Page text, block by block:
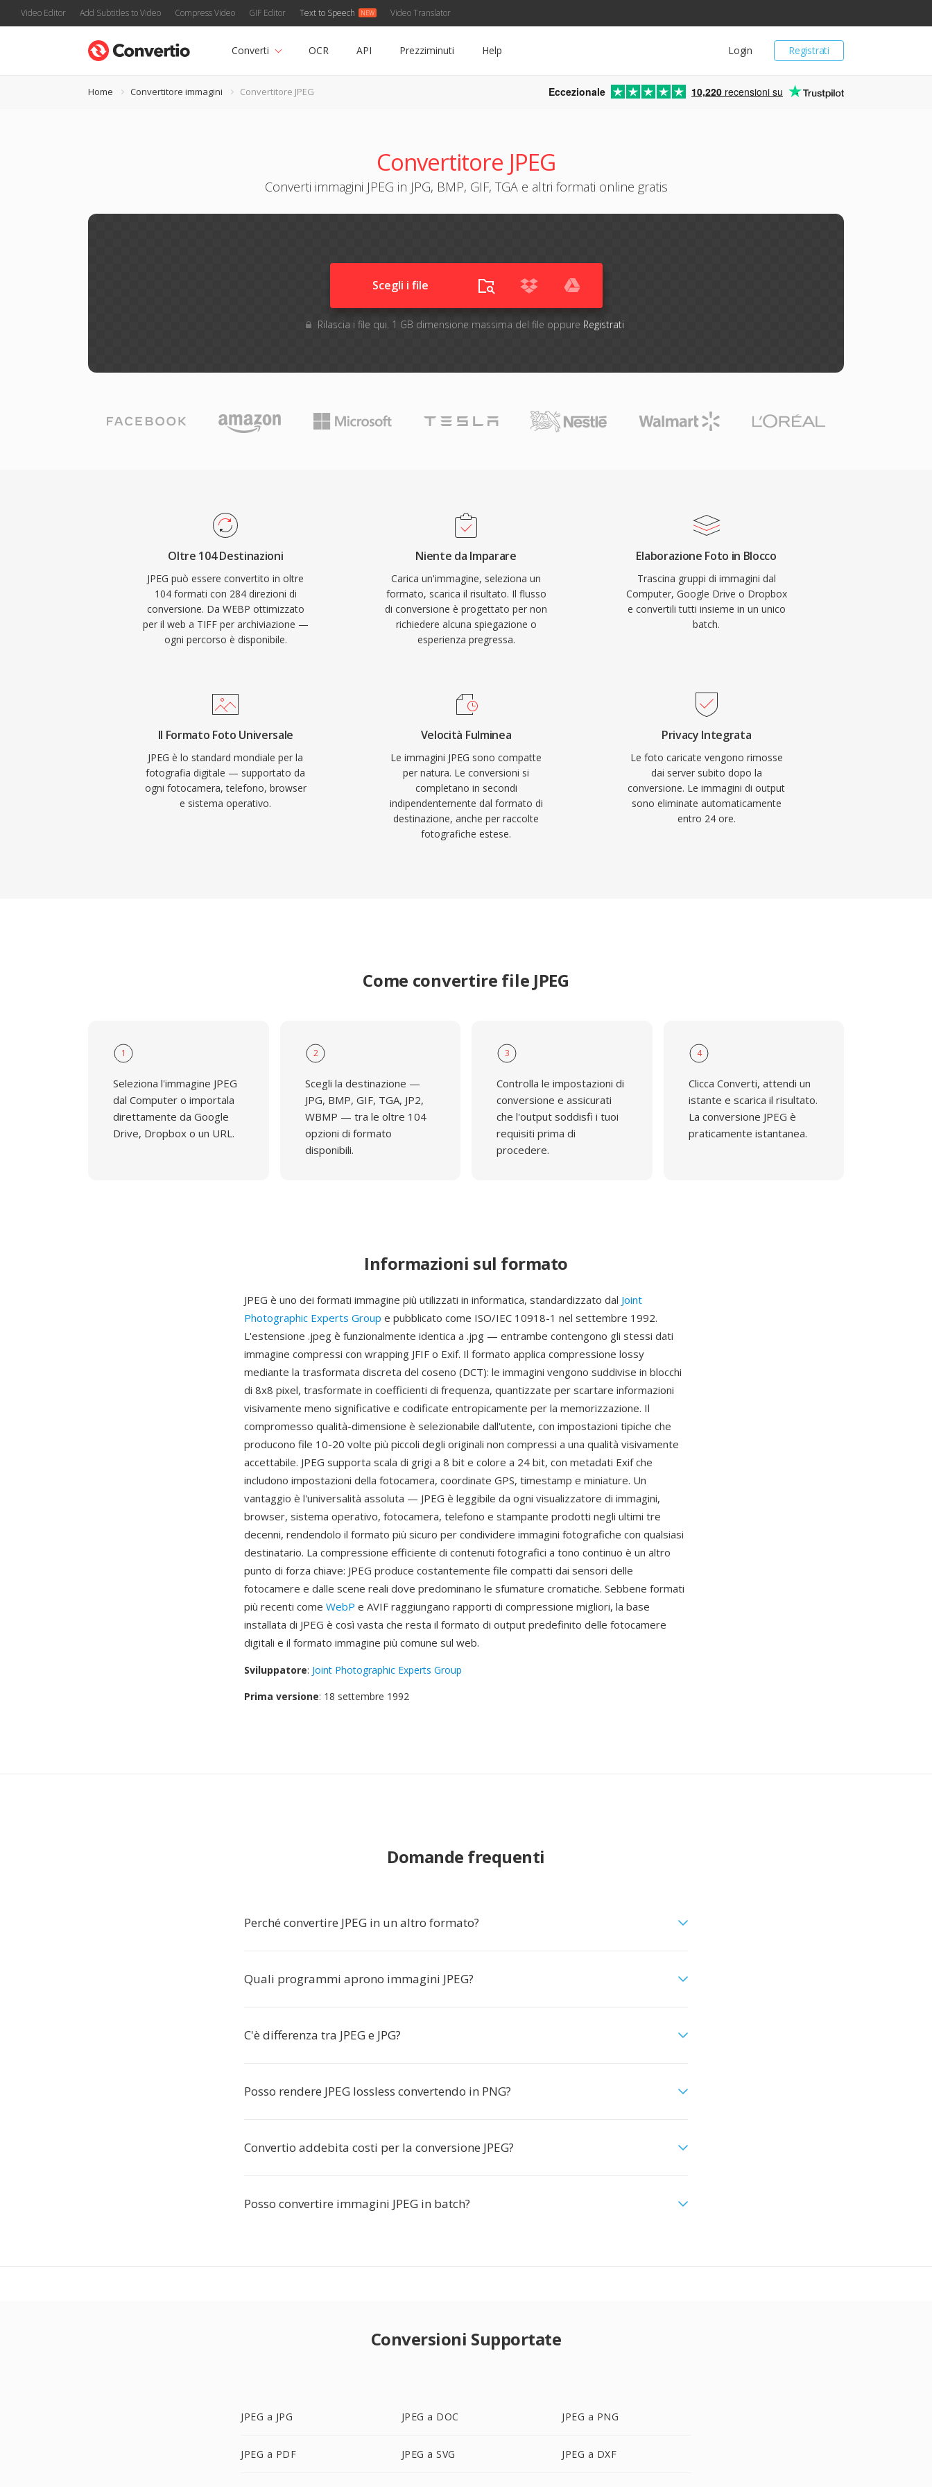
Video Editor Add Subtitles to Video Compress Video GIF Editor Text to Speech Video Translator
Registrati
Login
Converti OCR API Prezziminuti Help
Home Convertitore immagini Convertitore JPEG Eccezionale 10,220 recensioni su
Convertitore JPEG
Converti immagini JPEG in JPG, BMP, GIF, TGA e altri formati online gratis
Scegli i file
Rilascia i file qui. 1 GB dimensione massima del file oppure Registrati
Oltre 104 Destinazioni
JPEG può essere convertito in oltre
104 formati con 284 direzioni di
conversione. Da WEBP ottimizzato
per il web a TIFF per archiviazione —
ogni percorso è disponibile.
Niente da Imparare
Carica un'immagine, seleziona un
formato, scarica il risultato. Il flusso
di conversione è progettato per non
richiedere alcuna spiegazione o
esperienza pregressa.
Elaborazione Foto in Blocco
Trascina gruppi di immagini dal
Computer, Google Drive o Dropbox
e convertili tutti insieme in un unico
batch.
Il Formato Foto Universale
JPEG è lo standard mondiale per la
fotografia digitale — supportato da
ogni fotocamera, telefono, browser
e sistema operativo.
Velocità Fulminea
Le immagini JPEG sono compatte
per natura. Le conversioni si
completano in secondi
indipendentemente dal formato di
destinazione, anche per raccolte
fotografiche estese.
Privacy Integrata
Le foto caricate vengono rimosse
dai server subito dopo la
conversione. Le immagini di output
sono eliminate automaticamente
entro 24 ore.
Come convertire file JPEG
1
Seleziona l'immagine JPEG
dal Computer o importala
direttamente da Google
Drive, Dropbox o un URL.
2
Scegli la destinazione —
JPG, BMP, GIF, TGA, JP2,
WBMP — tra le oltre 104
opzioni di formato
disponibili.
3
Controlla le impostazioni di
conversione e assicurati
che l'output soddisfi i tuoi
requisiti prima di
procedere.
4
Clicca Converti, attendi un
istante e scarica il risultato.
La conversione JPEG è
praticamente istantanea.
Informazioni sul formato
JPEG è uno dei formati immagine più utilizzati in informatica, standardizzato dal Joint
Photographic Experts Group e pubblicato come ISO/IEC 10918-1 nel settembre 1992.
L'estensione .jpeg è funzionalmente identica a .jpg — entrambe contengono gli stessi dati
immagine compressi con wrapping JFIF o Exif. Il formato applica compressione lossy
mediante la trasformata discreta del coseno (DCT): le immagini vengono suddivise in blocchi
di 8x8 pixel, trasformate in coefficienti di frequenza, quantizzate per scartare informazioni
visivamente meno significative e codificate entropicamente per la memorizzazione. Il
compromesso qualità-dimensione è selezionabile dall'utente, con impostazioni tipiche che
producono file 10-20 volte più piccoli degli originali non compressi a una qualità visivamente
accettabile. JPEG supporta scala di grigi a 8 bit e colore a 24 bit, con metadati Exif che
includono impostazioni della fotocamera, coordinate GPS, timestamp e miniature. Un
vantaggio è l'universalità assoluta — JPEG è leggibile da ogni visualizzatore di immagini,
browser, sistema operativo, fotocamera, telefono e stampante prodotti negli ultimi tre
decenni, rendendolo il formato più sicuro per condividere immagini fotografiche con qualsiasi
destinatario. La compressione efficiente di contenuti fotografici a tono continuo è un altro
punto di forza chiave: JPEG produce costantemente file compatti dai sensori delle
fotocamere e dalle scene reali dove predominano le sfumature cromatiche. Sebbene formati
più recenti come WebP e AVIF raggiungano rapporti di compressione migliori, la base
installata di JPEG è così vasta che resta il formato di output predefinito delle fotocamere
digitali e il formato immagine più comune sul web.
Sviluppatore: Joint Photographic Experts Group
Prima versione: 18 settembre 1992
Domande frequenti
Perché convertire JPEG in un altro formato?
Quali programmi aprono immagini JPEG?
C'è differenza tra JPEG e JPG?
Posso rendere JPEG lossless convertendo in PNG?
Convertio addebita costi per la conversione JPEG?
Posso convertire immagini JPEG in batch?
Conversioni Supportate
JPEG a JPG JPEG a DOC JPEG a PNG
JPEG a PDF JPEG a SVG JPEG a DXF